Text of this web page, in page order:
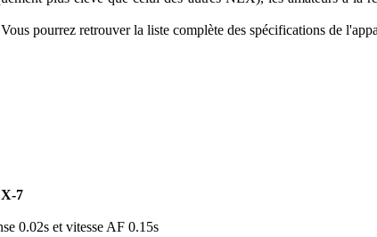
pourrez retrouver la liste complète des spécifications de
7
0.02s et vitesse AF 0.15s